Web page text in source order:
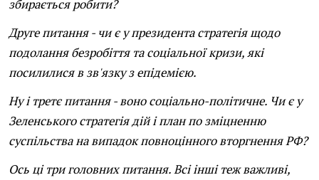
збирається робити?
Друге питання - чи є у президента стратегія щодо
подолання безробіття та соціальної кризи, які
посилилися в зв'язку з епідемією.
Ну і третє питання - воно соціально-політичне. Чи є у
Зеленського стратегія дій і план по зміцненню
суспільства на випадок повноцінного вторгнення РФ?
Ось ці три головних питання. Всі інші теж важливі,